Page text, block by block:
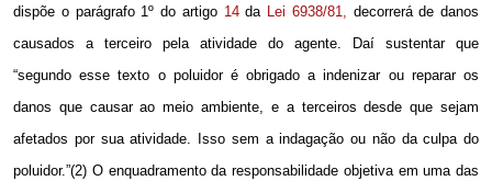
dispõe o parágrafo 1º do artigo 14da Lei 6938/81, decorrerá de danos
causados a terceiro pela atividade do agente. Daí sustentar que
“segundo esse texto o poluidor é obrigado a indenizar ou reparar os
danos que causar ao meio ambiente, e a terceiros desde que sejam
afetados por sua atividade. Isso sem a indagação ou não da culpa do
poluidor.”(2) O enquadramento da responsabilidade objetiva em uma das